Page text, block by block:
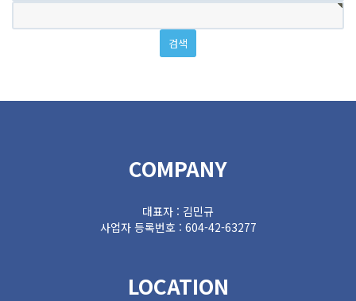
COMPANY
대표자 : 김민규
사업자 등록번호 : 604-42-63277
LOCATION